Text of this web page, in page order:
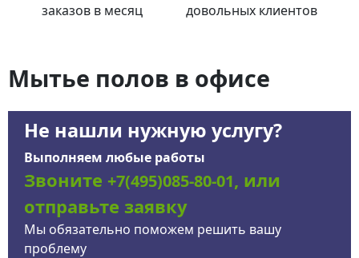
заказов в месяц довольных клиентов
Мытье полов в офисе
Не нашли нужную услугу?
Выполняем любые работы
Звоните +7(495)085-80-01, или
отправьте заявку
Мы обязательно поможем решить вашу
проблему